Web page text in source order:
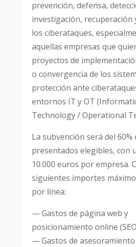
prevención, defensa,
investigación, recuperación
los ciberataques,
aquellas empresas que
proyectos de
o convergencia de los
protección ante
entornos IT y OT
Technology / Operational
La subvención será del 60%
presentados elegibles, con
10.000 euros por empresa.
siguientes importes
por línea:
— Gastos de página web y
posicionamiento online
— Gastos de